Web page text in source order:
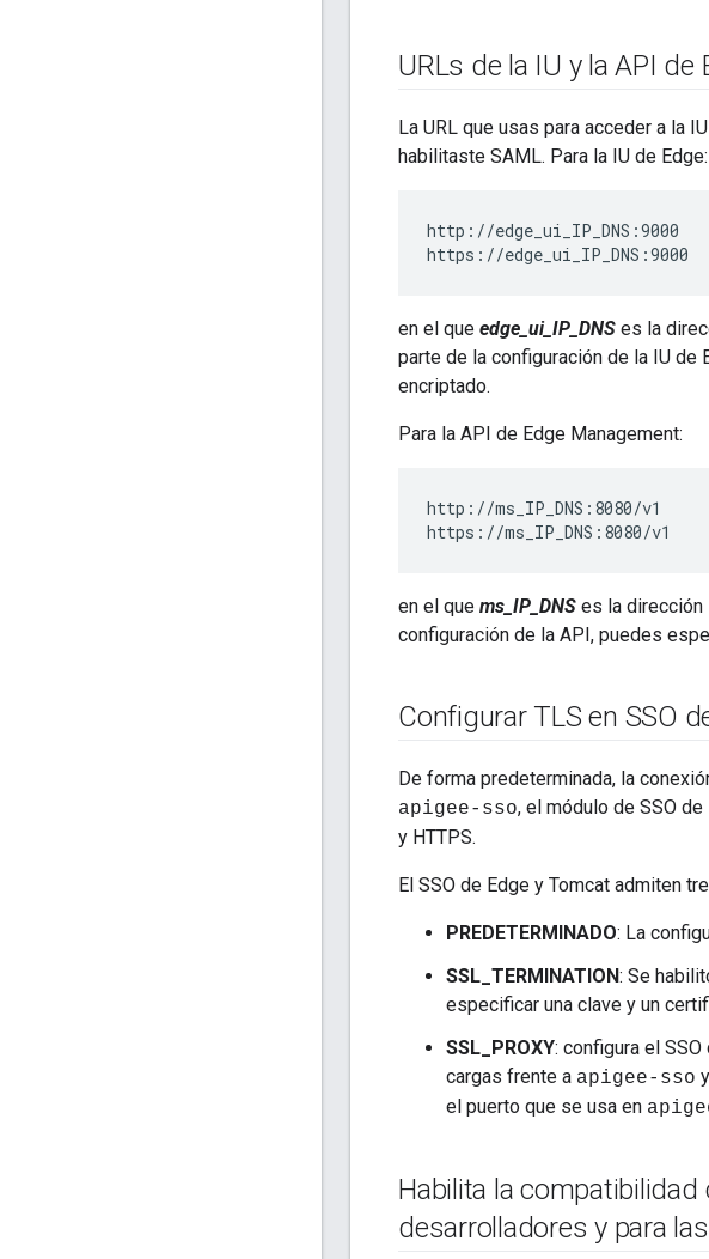
URLs de la IU y la API de
La URL que usas para acceder a la
habilitaste SAML. Para la IU de Edge:
http://edge_ui_IP_DNS:9000
https://edge_ui_IP_DNS:9000
en el que edge_ui_IP_DNS es la
parte de la configuración de la IU
encriptado.
Para la API de Edge Management:
http://ms_IP_DNS:8080/v1
https://ms_IP_DNS:8080/v1
en el que ms_IP_DNS es la dirección
configuración de la API, puedes
Configurar TLS en SSO
De forma predeterminada, la
apigee-sso, el módulo de SSO
y HTTPS.
El SSO de Edge y Tomcat admiten
PREDETERMINADO: La
SSL_TERMINATION: Se
especificar una clave y un
SSL_PROXY: configura el
cargas frente a apigee-sso
el puerto que se usa en
Habilita la
desarrolladores y para